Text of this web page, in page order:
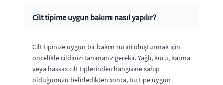
Cilt tipime uygun bakımı nasıl yapılır?
Cilt tipinize uygun bir bakım rutini oluşturmak için
öncelikle cildinizi tanımanız gerekir. Yağlı, kuru, karma
veya hassas cilt tiplerinden hangisine sahip
olduğunuzu belirledikten sonra, bu tipe uygun